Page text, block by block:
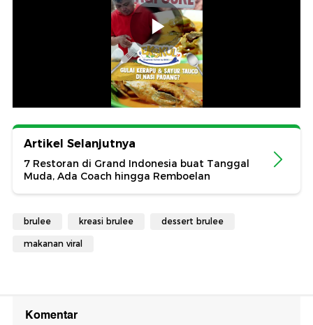
Artikel Selanjutnya
7 Restoran di Grand Indonesia buat Tanggal
Muda, Ada Coach hingga Remboelan
brulee kreasi brulee dessert brulee
makanan viral
Komentar